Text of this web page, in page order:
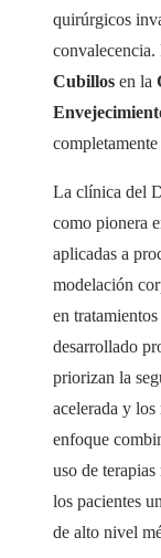
quirúrgicos
convalecencia.
Cubillos en la
La clínica del
como pionera
aplicadas a
modelación
en
desarrollado
priorizan la
acelerada y los
enfoque
uso de
los pacientes
de alto nivel